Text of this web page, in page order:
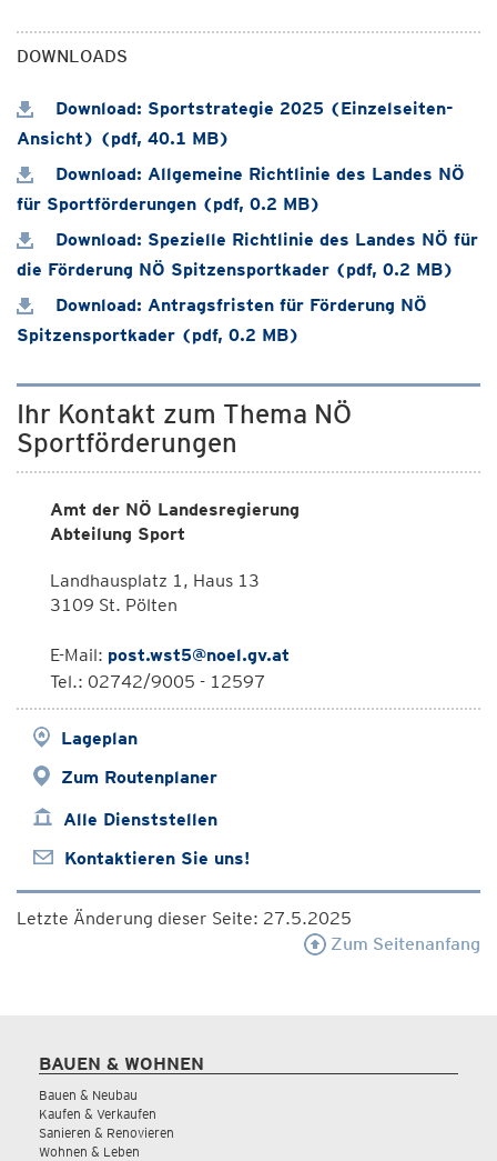
DOWNLOADS
Download: Sportstrategie 2025 (Einzelseiten-
Ansicht) (pdf, 40.1 MB)
Download: Allgemeine Richtlinie des Landes NÖ
für Sportförderungen (pdf, 0.2 MB)
Download: Spezielle Richtlinie des Landes NÖ für
die Förderung NÖ Spitzensportkader (pdf, 0.2 MB)
Download: Antragsfristen für Förderung NÖ
Spitzensportkader (pdf, 0.2 MB)
Ihr Kontakt zum Thema NÖ
Sportförderungen
Amt der NÖ Landesregierung
Abteilung Sport
Landhausplatz 1, Haus 13
3109 St. Pölten
E-Mail: post.wst5@noel.gv.at
Tel.: 02742/9005 - 12597
Lageplan
Zum Routenplaner
Alle Dienststellen
Kontaktieren Sie uns!
Letzte Änderung dieser Seite: 27.5.2025
Zum Seitenanfang
BAUEN & WOHNEN
Bauen & Neubau
Kaufen & Verkaufen
Sanieren & Renovieren
Wohnen & Leben